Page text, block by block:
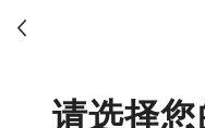
请选择